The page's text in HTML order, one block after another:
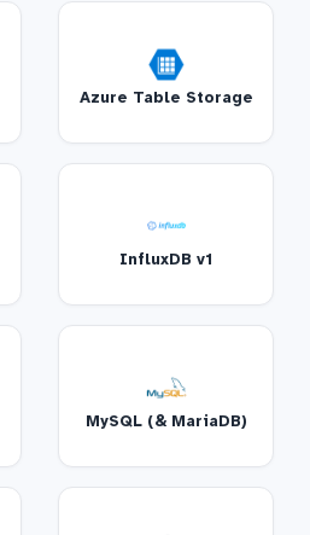
Azure Table Storage
InfluxDB v1
MySQL (& MariaDB)